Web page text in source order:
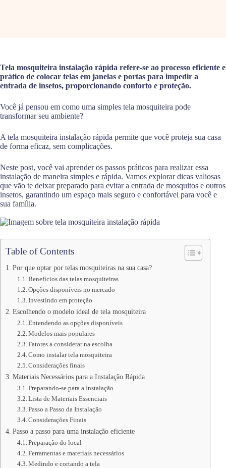
Tela mosquiteira instalação rápida refere-se ao processo eficiente e
prático de colocar telas em janelas e portas para impedir a
entrada de insetos, proporcionando conforto e proteção.
Você já pensou em como uma simples tela mosquiteira pode
transformar seu ambiente?
A tela mosquiteira instalação rápida permite que você proteja sua casa
de forma eficaz, sem complicações.
Neste post, você vai aprender os passos práticos para realizar essa
instalação de maneira simples e rápida. Vamos explorar dicas valiosas
que vão te deixar preparado para evitar a entrada de mosquitos e outros
insetos, garantindo um espaço mais seguro e confortável para você e
sua família.
Table of Contents
Por que optar por telas mosquiteiras na sua casa?
Benefícios das telas mosquiteiras
Opções disponíveis no mercado
Investindo em proteção
Escolhendo o modelo ideal de tela mosquiteira
Entendendo as opções disponíveis
Modelos mais populares
Fatores a considerar na escolha
Como instalar tela mosquiteira
Considerações finais
Materiais Necessários para a Instalação Rápida
Preparando-se para a Instalação
Lista de Materiais Essenciais
Passo a Passo da Instalação
Considerações Finais
Passo a passo para uma instalação eficiente
Preparação do local
Ferramentas e materiais necessários
Medindo e cortando a tela